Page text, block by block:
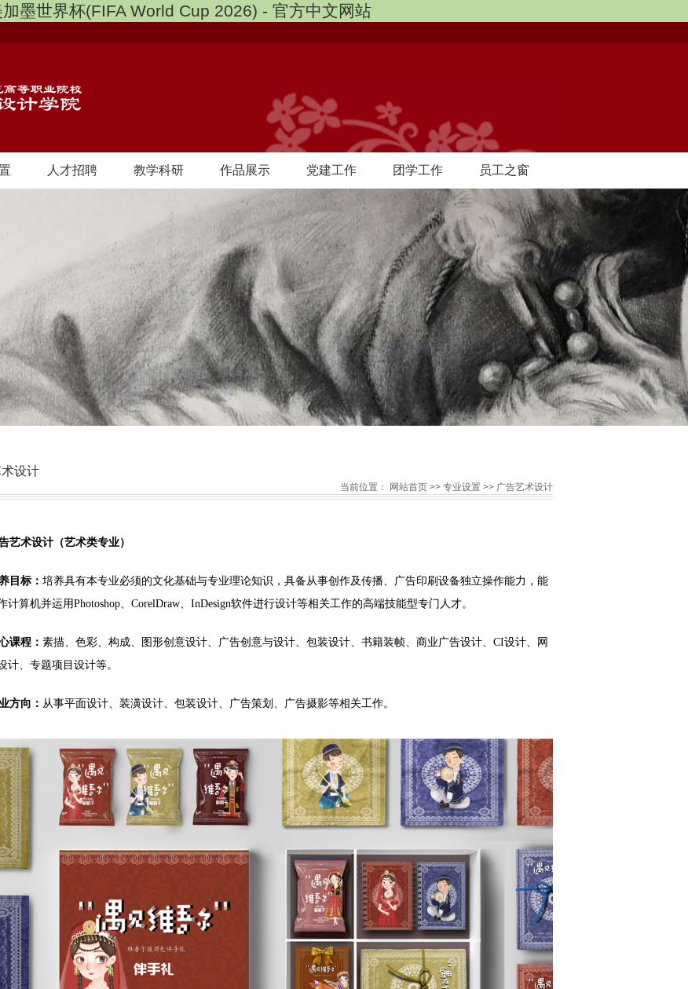
墨世界杯(FIFA World Cup 2026) - 官方中文网站
人才招聘 教学科研 作品展示 党建工作 团学工作 员工之窗
设计
当前位置： 网站首页 >> 专业设置 >> 广告艺术设计
艺术设计（艺术类专业）
目标： 培养具有本专业必须的文化基础与专业理论知识，具备从事创作及传播、广告印刷设备独立操作能力，能
计算机并运用Photoshop、CorelDraw、InDesign软件进行设计等相关工作的高端技能型专门人才。
课程： 素描、色彩、构成、图形创意设计、广告创意与设计、包装设计、书籍装帧、商业广告设计、 CI设计、网
计、专题项目设计等。
方向： 从事平面设计、装潢设计、包装设计、广告策划、广告摄影等相关工作。